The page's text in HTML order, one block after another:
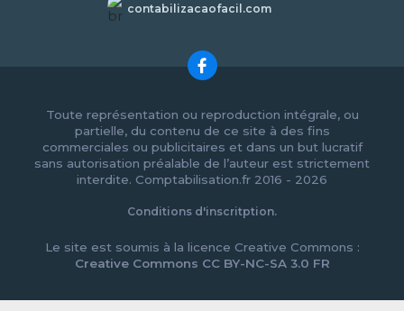
contabilizacaofacil.com
Toute représentation ou reproduction intégrale, ou
partielle, du contenu de ce site à des fins
commerciales ou publicitaires et dans un but lucratif
sans autorisation préalable de l’auteur est strictement
interdite. Comptabilisation.fr 2016 - 2026
Conditions d'inscritption.
Le site est soumis à la licence Creative Commons :
Creative Commons CC BY-NC-SA 3.0 FR